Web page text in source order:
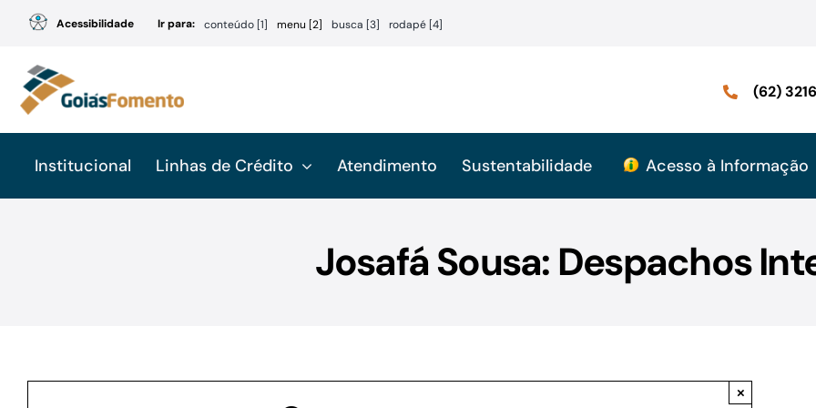
conteúdo
Acessibilidade Ir para: conteúdo [1] menu [2] busca [3] rodapé [4]
(62)
Institucional Linhas de Crédito Atendimento Sustentabilidade Acesso à Informação
Josafá Sousa: Despachos
×